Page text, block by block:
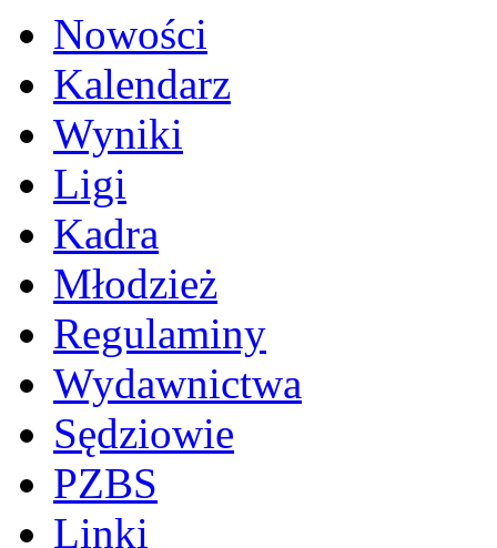
Nowości
Kalendarz
Wyniki
Ligi
Kadra
Młodzież
Regulaminy
Wydawnictwa
Sędziowie
PZBS
Linki